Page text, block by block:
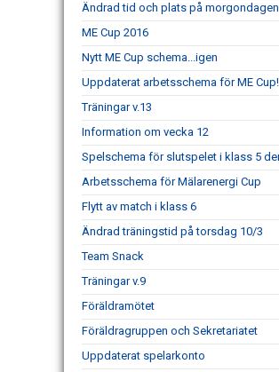
Ändrad tid och plats på
ME Cup 2016
Nytt ME Cup schema...igen
Uppdaterat arbetsschema för ME Cup!
Träningar v.13
Information om vecka 12
Spelschema för slutspelet i klass 5
Arbetsschema för Mälarenergi Cup
Flytt av match i klass 6
Ändrad träningstid på torsdag 10/3
Team Snack
Träningar v.9
Föräldramötet
Föräldragruppen och Sekretariatet
Uppdaterat spelarkonto